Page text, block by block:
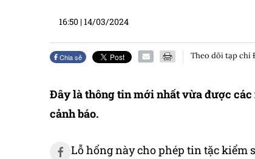
16:50 |14/03/2024
Chia sẻ Theo dõi tạp chí
Đây là thông tin mới nhất vừa được
cảnh báo.
Lỗ hổng này cho phép tin tặc kiểm